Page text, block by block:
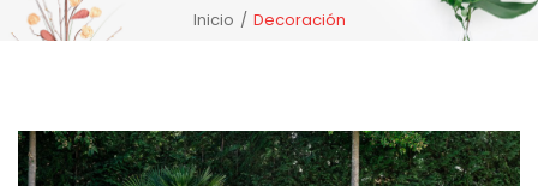
Inicio / Decoración